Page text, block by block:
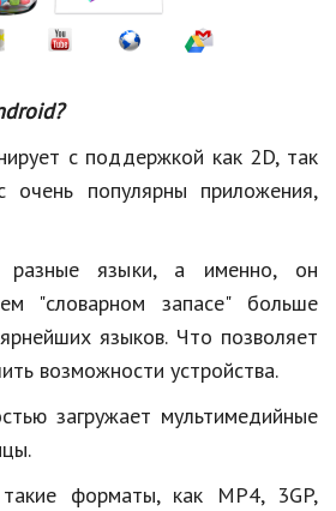
?
с поддержкой как 2D, так
популярны приложения,
разные языки, а именно, он
"словарном запасе" больше
языков. Что позволяет
возможности устройства.
загружает мультимедийные
.
форматы, как MP4, 3GP,